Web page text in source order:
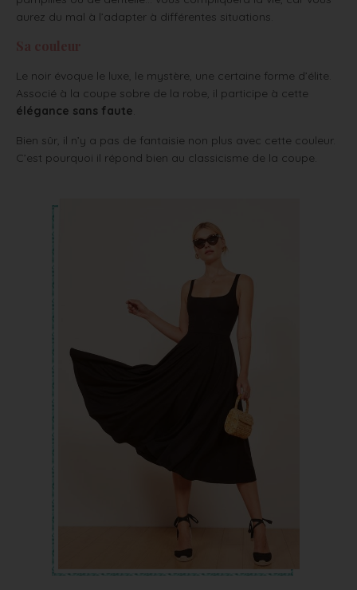
aurez du mal à l’adapter à différentes situations.
Le noir évoque le luxe, le mystère, une certaine forme d’élite.
Associé à la coupe sobre de la robe, il participe à cette
élégance sans faute
Bien sûr, il n’y a pas de fantaisie non plus avec cette couleur.
C’est pourquoi il répond bien au classicisme de la coupe.